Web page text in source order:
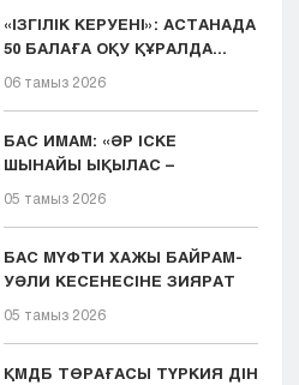
«ІЗГІЛІК КЕРУЕНІ»: АСТАНАДА
50 БАЛАҒА ОҚУ ҚҰРАЛДА...
06 тамыз 2026
БАС ИМАМ: «ӘР ІСКЕ
ШЫНАЙЫ ЫҚЫЛАС –
ҚЫЗМЕТІМІЗДІҢ ...
05 тамыз 2026
БАС МҮФТИ ХАЖЫ БАЙРАМ-
УӘЛИ КЕСЕНЕСІНЕ ЗИЯРАТ
ЖАСАДЫ
05 тамыз 2026
ҚМДБ ТӨРАҒАСЫ ТҮРКИЯ ДІН